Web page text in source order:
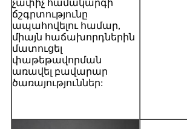
չափիչ համակարգի
ճշգրտությունը
ապահովելու համար,
միայն հաճախորդներին
մատուցել
փաթեթավորման
առավել բավարար
ծառայություններ: